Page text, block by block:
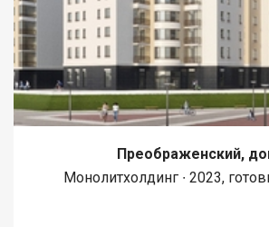
Преображенский,
Монолитхолдинг ∙ 2023,